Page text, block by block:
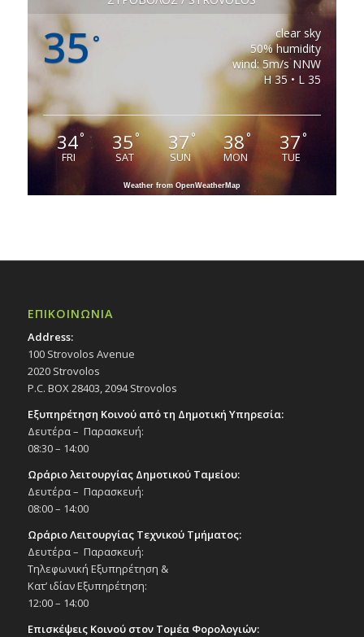
35 °
clear sky
50% humidity
wind: 5m/s NNW
H 35 • L 35
34°
FRI
35°
SAT
37°
SUN
38°
MON
37°
TUE
Weather from OpenWeatherMap
ΕΠΙΚΟΙΝΩΝΙΑ
Address:
100 Strovolos Avenue
2020 Strovolos
P.C. BOX 28403, 2094 Strovolos
Εξυπηρέτηση Κοινού από τη Δημοτική Υπηρεσία:
Δευτέρα – Παρασκευή:
08:30 – 14:00
Ωράριο λειτουργίας Δημοτικού Ταμείου:
Δευτέρα – Παρασκευή:
08:00 – 14:00
Ωράριο Λειτουργίας Τεχνικού Τμήματος:
Δευτέρα – Παρασκευή:
Τηλεφωνική Εξυπηρέτηση &
Κατ’ ιδίαν Εξυπηρέτηση:
12:00 – 14:00
Επισκέψεις Κοινού στον Τομέα Φορολογιών: